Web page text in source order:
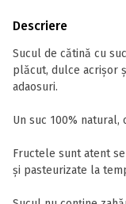
Descriere
Sucul de cătină cu
plăcut, dulce acrișor
adaosuri.
Un suc 100%
Fructele sunt atent
și pasteurizate la